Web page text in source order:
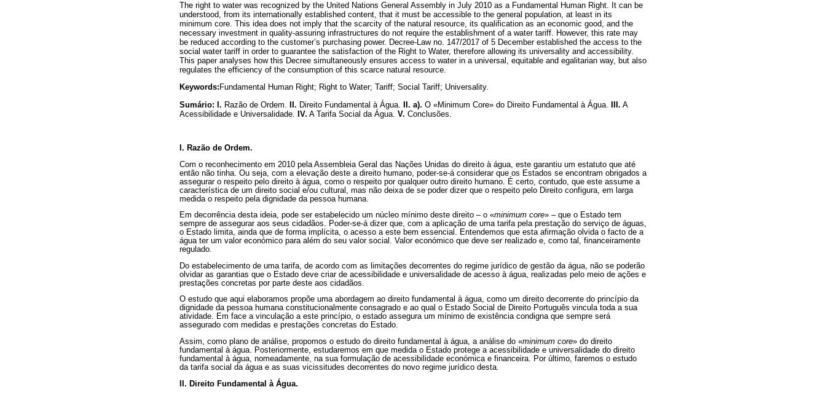
The right to water was recognized by the United Nations General Assembly in July 2010 as a Fundamental Human Right. It can be
understood, from its internationally established content, that it must be accessible to the general population, at least in its
minimum core. This idea does not imply that the scarcity of the natural resource, its qualification as an economic good, and the
necessary investment in quality-assuring infrastructures do not require the establishment of a water tariff. However, this rate may
be reduced according to the customer’s purchasing power. Decree-Law no. 147/2017 of 5 December established the access to the
social water tariff in order to guarantee the satisfaction of the Right to Water, therefore allowing its universality and accessibility.
This paper analyses how this Decree simultaneously ensures access to water in a universal, equitable and egalitarian way, but also
regulates the efficiency of the consumption of this scarce natural resource.
Keywords: Fundamental Human Right; Right to Water; Tariff; Social Tariff; Universality.
Sumário: I. Razão de Ordem. II. Direito Fundamental à Água. II. a). O «Minimum Core» do Direito Fundamental à Água. III. A
Acessibilidade e Universalidade. IV. A Tarifa Social da Água. V. Conclusões.
I. Razão de Ordem.
Com o reconhecimento em 2010 pela Assembleia Geral das Nações Unidas do direito à água, este garantiu um estatuto que até
então não tinha. Ou seja, com a elevação deste a direito humano, poder-se-á considerar que os Estados se encontram obrigados a
assegurar o respeito pelo direito à água, como o respeito por qualquer outro direito humano. É certo, contudo, que este assume a
característica de um direito social e/ou cultural, mas não deixa de se poder dizer que o respeito pelo Direito configura, em larga
medida o respeito pela dignidade da pessoa humana.
Em decorrência desta ideia, pode ser estabelecido um núcleo mínimo deste direito – o «minimum core» – que o Estado tem
sempre de assegurar aos seus cidadãos. Poder-se-á dizer que, com a aplicação de uma tarifa pela prestação do serviço de águas,
o Estado limita, ainda que de forma implícita, o acesso a este bem essencial. Entendemos que esta afirmação olvida o facto de a
água ter um valor económico para além do seu valor social. Valor económico que deve ser realizado e, como tal, financeiramente
regulado.
Do estabelecimento de uma tarifa, de acordo com as limitações decorrentes do regime jurídico de gestão da água, não se poderão
olvidar as garantias que o Estado deve criar de acessibilidade e universalidade de acesso à água, realizadas pelo meio de ações e
prestações concretas por parte deste aos cidadãos.
O estudo que aqui elaboramos propõe uma abordagem ao direito fundamental à água, como um direito decorrente do princípio da
dignidade da pessoa humana constitucionalmente consagrado e ao qual o Estado Social de Direito Português vincula toda a sua
atividade. Em face a vinculação a este princípio, o estado assegura um mínimo de existência condigna que sempre será
assegurado com medidas e prestações concretas do Estado.
Assim, como plano de análise, propomos o estudo do direito fundamental à água, a análise do «minimum core» do direito
fundamental à água. Posteriormente, estudaremos em que medida o Estado protege a acessibilidade e universalidade do direito
fundamental à água, nomeadamente, na sua formulação de acessibilidade económica e financeira. Por último, faremos o estudo
da tarifa social da água e as suas vicissitudes decorrentes do novo regime jurídico desta.
II. Direito Fundamental à Água.